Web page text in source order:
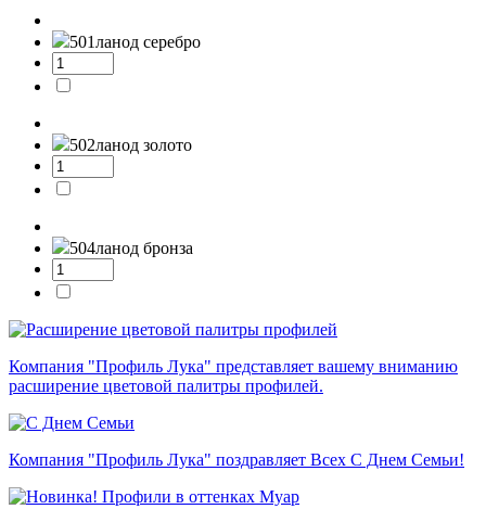
501ланод серебро
502ланод золото
504ланод бронза
Компания "Профиль Лука" представляет вашему вниманию
расширение цветовой палитры профилей.
Компания "Профиль Лука" поздравляет Всех С Днем Семьи!